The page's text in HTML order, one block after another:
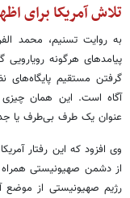
تلاش آمریکا برای
به روایت تسنیم، محمد
پیامدهای هرگونه
گرفتن مستقیم پایگاه‌های
آگاه است. این همان
عنوان یک طرف بی‌طرف یا
وی افزود که این رفتار
از دشمن صهیونیستی
رژیم صهیونیستی از موضع